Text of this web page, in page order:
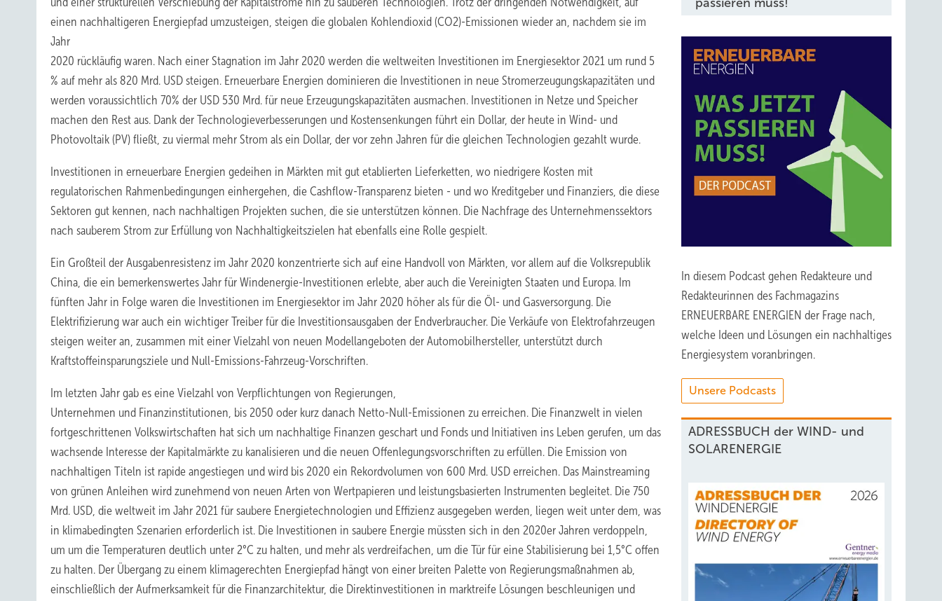
einen nachhaltigeren Energiepfad umzusteigen, steigen die globalen Kohlendioxid (CO2)-Emissionen wieder an, nachdem sie im
Jahr
2020 rückläufig waren. Nach einer Stagnation im Jahr 2020 werden die weltweiten Investitionen im Energiesektor 2021 um rund 5
% auf mehr als 820 Mrd. USD steigen. Erneuerbare Energien dominieren die Investitionen in neue Stromerzeugungskapazitäten und
werden voraussichtlich 70% der USD 530 Mrd. für neue Erzeugungskapazitäten ausmachen. Investitionen in Netze und Speicher
machen den Rest aus. Dank der Technologieverbesserungen und Kostensenkungen führt ein Dollar, der heute in Wind- und
Photovoltaik (PV) fließt, zu viermal mehr Strom als ein Dollar, der vor zehn Jahren für die gleichen Technologien gezahlt wurde.
Investitionen in erneuerbare Energien gedeihen in Märkten mit gut etablierten Lieferketten, wo niedrigere Kosten mit
regulatorischen Rahmenbedingungen einhergehen, die Cashflow-Transparenz bieten - und wo Kreditgeber und Finanziers, die diese
Sektoren gut kennen, nach nachhaltigen Projekten suchen, die sie unterstützen können. Die Nachfrage des Unternehmenssektors
nach sauberem Strom zur Erfüllung von Nachhaltigkeitszielen hat ebenfalls eine Rolle gespielt.
Ein Großteil der Ausgabenresistenz im Jahr 2020 konzentrierte sich auf eine Handvoll von Märkten, vor allem auf die Volksrepublik
China, die ein bemerkenswertes Jahr für Windenergie-Investitionen erlebte, aber auch die Vereinigten Staaten und Europa. Im
fünften Jahr in Folge waren die Investitionen im Energiesektor im Jahr 2020 höher als für die Öl- und Gasversorgung. Die
Elektrifizierung war auch ein wichtiger Treiber für die Investitionsausgaben der Endverbraucher. Die Verkäufe von Elektrofahrzeugen
steigen weiter an, zusammen mit einer Vielzahl von neuen Modellangeboten der Automobilhersteller, unterstützt durch
Kraftstoffeinsparungsziele und Null-Emissions-Fahrzeug-Vorschriften.
Im letzten Jahr gab es eine Vielzahl von Verpflichtungen von Regierungen,
Unternehmen und Finanzinstitutionen, bis 2050 oder kurz danach Netto-Null-Emissionen zu erreichen. Die Finanzwelt in vielen
fortgeschrittenen Volkswirtschaften hat sich um nachhaltige Finanzen geschart und Fonds und Initiativen ins Leben gerufen, um das
wachsende Interesse der Kapitalmärkte zu kanalisieren und die neuen Offenlegungsvorschriften zu erfüllen. Die Emission von
nachhaltigen Titeln ist rapide angestiegen und wird bis 2020 ein Rekordvolumen von 600 Mrd. USD erreichen. Das Mainstreaming
von grünen Anleihen wird zunehmend von neuen Arten von Wertpapieren und leistungsbasierten Instrumenten begleitet. Die 750
Mrd. USD, die weltweit im Jahr 2021 für saubere Energietechnologien und Effizienz ausgegeben werden, liegen weit unter dem, was
in klimabedingten Szenarien erforderlich ist. Die Investitionen in saubere Energie müssten sich in den 2020er Jahren verdoppeln,
um um die Temperaturen deutlich unter 2°C zu halten, und mehr als verdreifachen, um die Tür für eine Stabilisierung bei 1,5°C offen
zu halten. Der Übergang zu einem klimagerechten Energiepfad hängt von einer breiten Palette von Regierungsmaßnahmen ab,
einschließlich der Aufmerksamkeit für die Finanzarchitektur, die Direktinvestitionen in marktreife Lösungen beschleunigen und
passieren muss!
In diesem Podcast gehen Redakteure und
Redakteurinnen des Fachmagazins
ERNEUERBARE ENERGIEN der Frage nach,
welche Ideen und Lösungen ein nachhaltiges
Energiesystem voranbringen.
Unsere Podcasts
ADRESSBUCH der WIND- und
SOLARENERGIE